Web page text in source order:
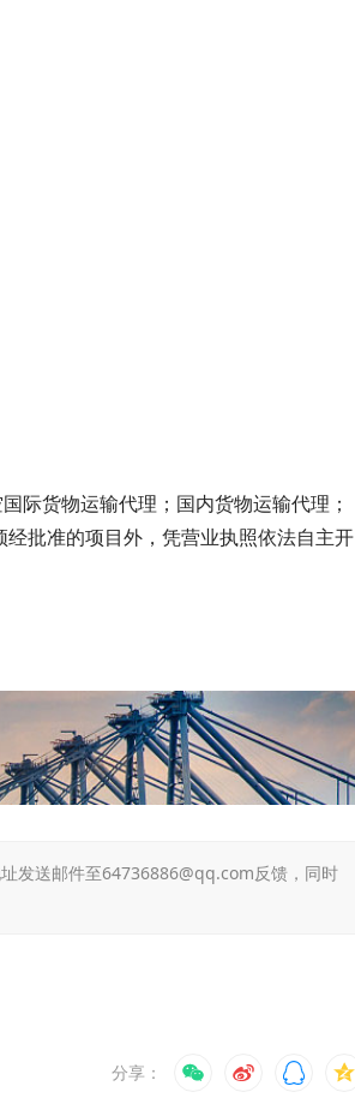
际货物运输代理；国内货物运输代理；
批准的项目外，凭营业执照依法自主开
发送邮件至64736886@qq.com反馈，同时
分享：